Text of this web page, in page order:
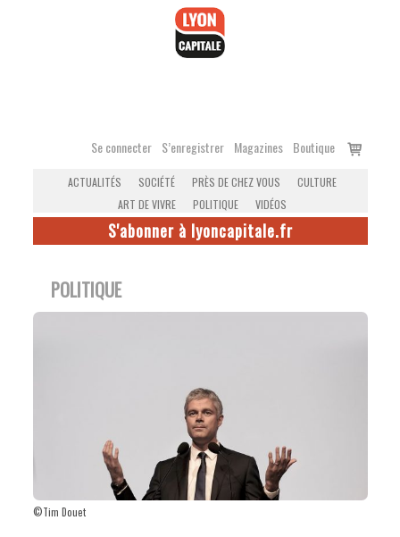
Se connecter S’enregistrer Magazines Boutique
Voir
ACTUALITÉS SOCIÉTÉ PRÈS DE CHEZ VOUS
CULTURE
ART DE VIVRE
POLITIQUE VIDÉOS
S'abonner à lyoncapitale.fr
POLITIQUE
©Tim Douet